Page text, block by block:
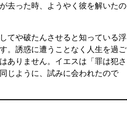
去った時、ようやく彼を解いたの
てや破たんさせると知っている浮
。誘惑に遭うことなく人生を過ご
ありません。イエスは「罪は犯さ
じように、試みに会われたので